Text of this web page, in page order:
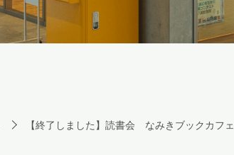
【終了しました】読書会 なみきブックカフェ